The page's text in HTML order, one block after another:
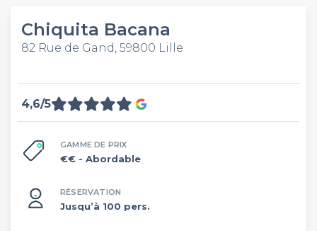
Chiquita Bacana
82 Rue de Gand, 59800 Lille
4,6/5
GAMME DE PRIX
€€ - Abordable
RÉSERVATION
Jusqu’à 100 pers.